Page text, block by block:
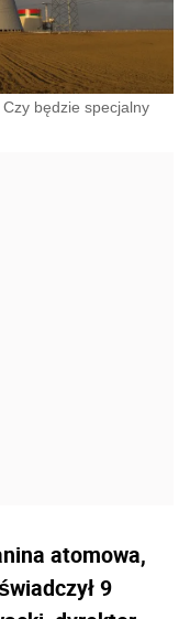
będzie specjalny
atomowa,
9